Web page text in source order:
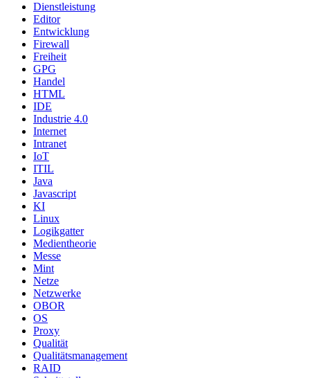
Dienstleistung
Editor
Entwicklung
Firewall
Freiheit
GPG
Handel
HTML
IDE
Industrie 4.0
Internet
Intranet
IoT
ITIL
Java
Javascript
KI
Linux
Logikgatter
Medientheorie
Messe
Mint
Netze
Netzwerke
OBOR
OS
Proxy
Qualität
Qualitätsmanagement
RAID